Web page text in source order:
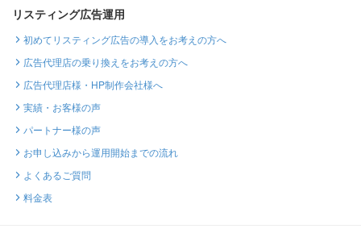
リスティング広告運用
初めてリスティング広告の導入をお考えの方へ
広告代理店の乗り換えをお考えの方へ
広告代理店様・HP制作会社様へ
実績・お客様の声
パートナー様の声
お申し込みから運用開始までの流れ
よくあるご質問
料金表